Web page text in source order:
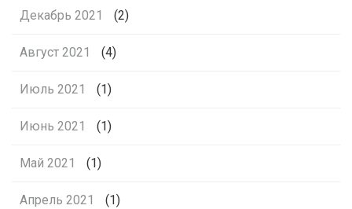
Декабрь 2021 (2)
Август 2021 (4)
Июль 2021 (1)
Июнь 2021 (1)
Май 2021 (1)
Апрель 2021 (1)